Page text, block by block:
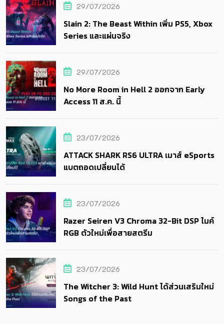
29/07/2026
Slain 2: The Beast Within เพิ่ม PS5, Xbox
Series และแผ่นจริง
29/07/2026
No More Room in Hell 2 ออกจาก Early
Access 11 ส.ค. นี้
23/07/2026
ATTACK SHARK RS6 ULTRA เมาส์ eSports
แบตถอดเปลี่ยนได้
23/07/2026
Razer Seiren V3 Chroma 32-Bit DSP ไมค์
RGB ตัวใหม่เพื่อสายสตรีม
23/07/2026
The Witcher 3: Wild Hunt ได้ส่วนเสริมใหม่
Songs of the Past